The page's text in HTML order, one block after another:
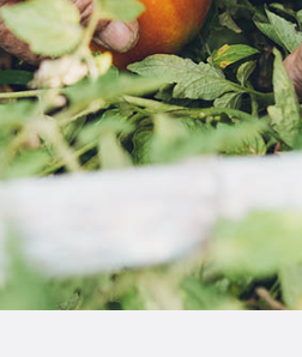
Sustentabilidad